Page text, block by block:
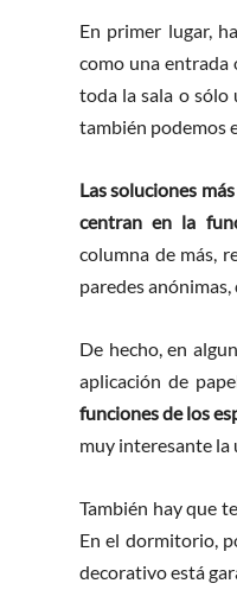
En primer lugar,
como una entrada
toda la sala o sólo
también podemos
Las soluciones
centran en la
columna de más,
paredes
De hecho, en
aplicación de
funciones de los
muy interesante la
También hay que
En el dormitorio,
decorativo está